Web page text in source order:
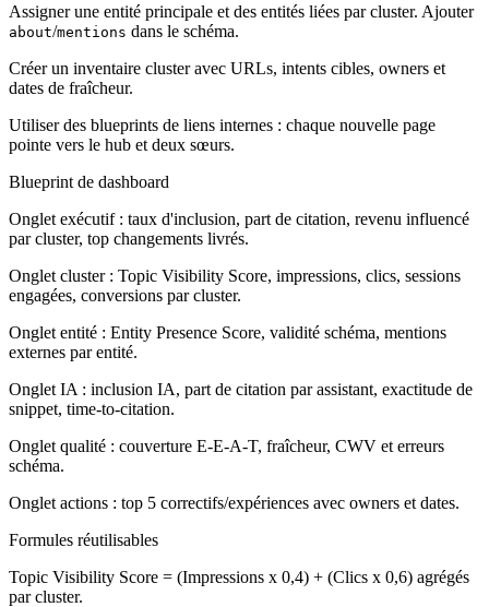
Assigner une entité principale et des entités liées par cluster. Ajouter
about/mentions dans le schéma.
Créer un inventaire cluster avec URLs, intents cibles, owners et
dates de fraîcheur.
Utiliser des blueprints de liens internes : chaque nouvelle page
pointe vers le hub et deux sœurs.
Blueprint de dashboard
Onglet exécutif : taux d'inclusion, part de citation, revenu influencé
par cluster, top changements livrés.
Onglet cluster : Topic Visibility Score, impressions, clics, sessions
engagées, conversions par cluster.
Onglet entité : Entity Presence Score, validité schéma, mentions
externes par entité.
Onglet IA : inclusion IA, part de citation par assistant, exactitude de
snippet, time-to-citation.
Onglet qualité : couverture E-E-A-T, fraîcheur, CWV et erreurs
schéma.
Onglet actions : top 5 correctifs/expériences avec owners et dates.
Formules réutilisables
Topic Visibility Score = (Impressions x 0,4) + (Clics x 0,6) agrégés
par cluster.